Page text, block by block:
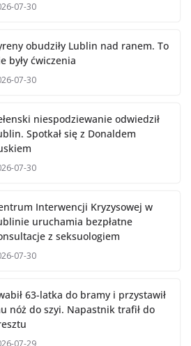
07-30
obudziły Lublin nad ranem. To
były ćwiczenia
07-30
niespodziewanie odwiedził
Spotkał się z Donaldem
07-30
Interwencji Kryzysowej w
uruchamia bezpłatne
z seksuologiem
07-30
63-latka do bramy i przystawił
nóż do szyi. Napastnik trafił do
07-29